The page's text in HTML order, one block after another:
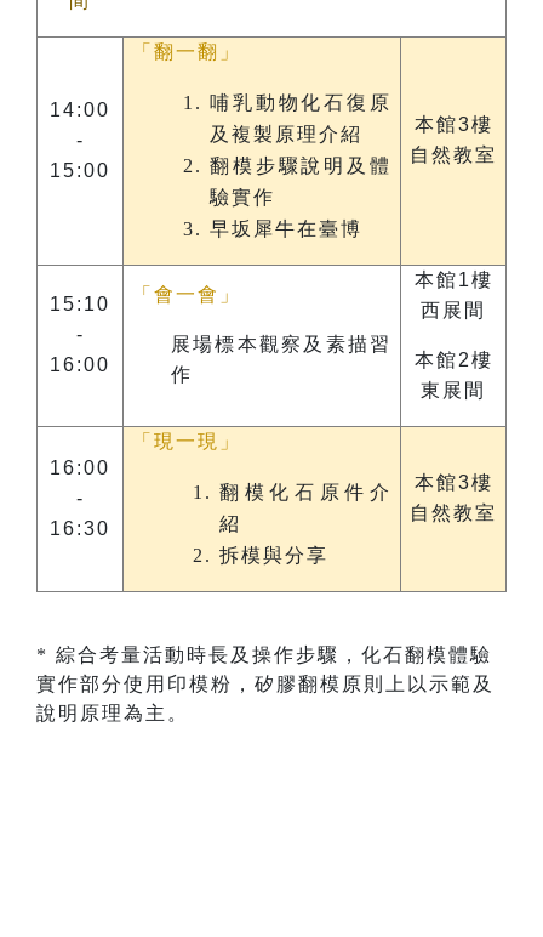
14:00
-
15:00
「翻一翻」
哺乳動物化石復原
及複製原理介紹
翻模步驟說明及體
驗實作
早坂犀牛在臺博
本館3樓
自然教室
15:10
-
16:00
「會一會」
展場標本觀察及素描習
作
本館1樓
西展間
本館2樓
東展間
16:00
-
16:30
「現一現」
翻模化石原件介
紹
拆模與分享
本館3樓
自然教室
* 綜合考量活動時長及操作步驟，化石翻模體驗
實作部分使用印模粉，矽膠翻模原則上以示範及
說明原理為主。